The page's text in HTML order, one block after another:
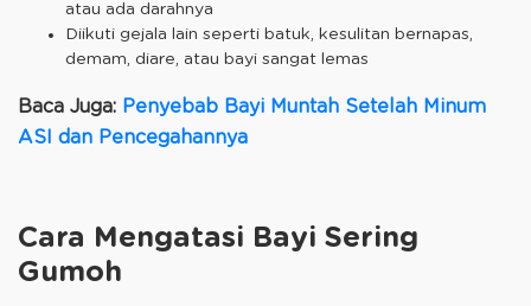
atau ada darahnya
Diikuti gejala lain seperti batuk, kesulitan bernapas,
demam, diare, atau bayi sangat lemas
Baca Juga: Penyebab Bayi Muntah Setelah Minum
ASI dan Pencegahannya
Cara Mengatasi Bayi Sering
Gumoh